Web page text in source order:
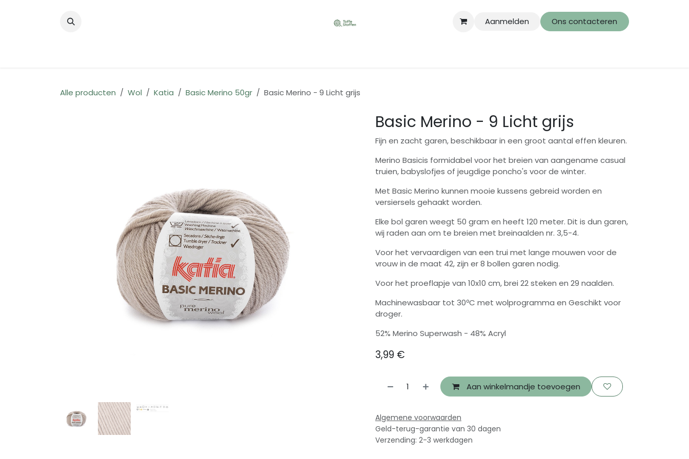
Aanmelden
Ons contacteren
Alle producten Wol Katia Basic Merino 50gr Basic Merino - 9 Licht grijs
Basic Merino - 9 Licht grijs
Fijn en zacht garen, beschikbaar in een groot aantal effen kleuren.
Merino Basicis formidabel voor het breien van aangename casual
truien, babyslofjes of jeugdige poncho's voor de winter.
Met Basic Merino kunnen mooie kussens gebreid worden en
versiersels gehaakt worden.
Elke bol garen weegt 50 gram en heeft 120 meter. Dit is dun garen,
wij raden aan om te breien met breinaalden nr. 3,5-4.
Voor het vervaardigen van een trui met lange mouwen voor de
vrouw in de maat 42, zijn er 8 bollen garen nodig.
Voor het proeflapje van 10x10 cm, brei 22 steken en 29 naalden.
Machinewasbaar tot 30ºC met wolprogramma en Geschikt voor
droger.
52% Merino Superwash - 48% Acryl
3,99 €
Aan winkelmandje toevoegen
Algemene voorwaarden
Geld-terug-garantie van 30 dagen
Verzending: 2-3 werkdagen